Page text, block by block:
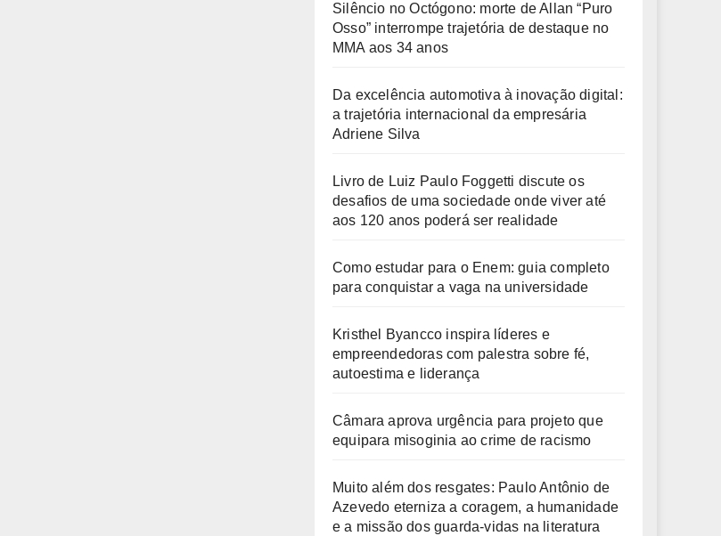
Silêncio no Octógono: morte de Allan “Puro
Osso” interrompe trajetória de destaque no
MMA aos 34 anos
Da excelência automotiva à inovação digital:
a trajetória internacional da empresária
Adriene Silva
Livro de Luiz Paulo Foggetti discute os
desafios de uma sociedade onde viver até
aos 120 anos poderá ser realidade
Como estudar para o Enem: guia completo
para conquistar a vaga na universidade
Kristhel Byancco inspira líderes e
empreendedoras com palestra sobre fé,
autoestima e liderança
Câmara aprova urgência para projeto que
equipara misoginia ao crime de racismo
Muito além dos resgates: Paulo Antônio de
Azevedo eterniza a coragem, a humanidade
e a missão dos guarda-vidas na literatura